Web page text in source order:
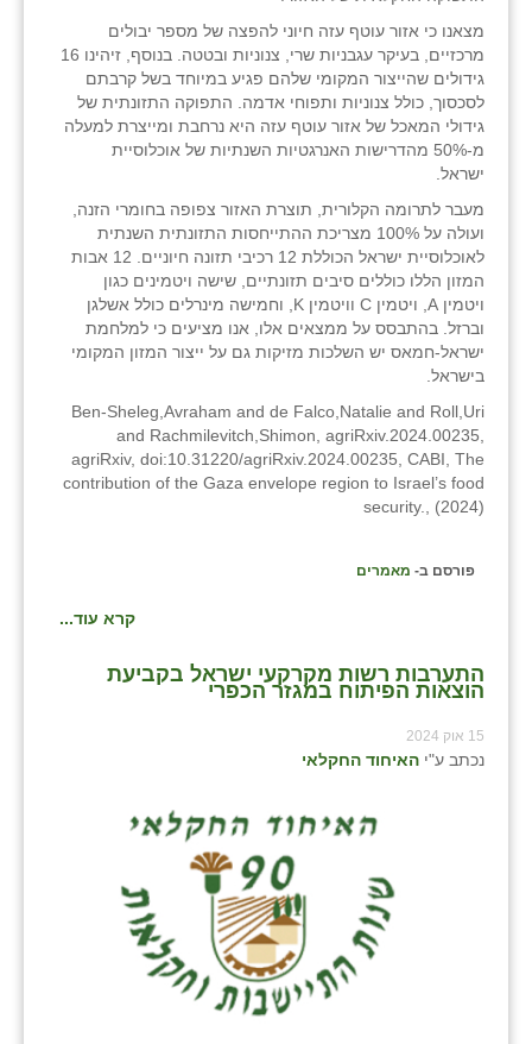
מצאנו כי אזור עוטף עזה חיוני להפצה של מספר יבולים
מרכזיים, בעיקר עגבניות שרי, צנוניות ובטטה.
בנוסף, זיהינו 16
גידולים שהייצור המקומי שלהם פגיע במיוחד בשל קרבתם
לסכסוך, כולל צנוניות ותפוחי אדמה. התפוקה התזונתית של
גידולי המאכל של אזור עוטף עזה היא נרחבת ומייצרת למעלה
מ-50% מהדרישות האנרגטיות השנתיות של אוכלוסיית
ישראל.
מעבר לתרומה הקלורית, תוצרת האזור צפופה בחומרי הזנה,
ועולה על 100% מצריכת ההתייחסות התזונתית השנתית
לאוכלוסיית ישראל הכוללת 12 רכיבי תזונה חיוניים.
12 אבות
המזון הללו כוללים סיבים תזונתיים, שישה ויטמינים כגון
ויטמין A, ויטמין C וויטמין K, וחמישה מינרלים כולל אשלגן
וברזל. בהתבסס על ממצאים אלו, אנו מציעים כי למלחמת
ישראל-חמאס יש השלכות מזיקות גם על ייצור המזון המקומי
בישראל.
Ben-Sheleg,Avraham and de Falco,Natalie and Roll,Uri
and Rachmilevitch,Shimon, agriRxiv.2024.00235,
agriRxiv, doi:10.31220/agriRxiv.2024.00235, CABI, The
contribution of the Gaza envelope region to Israel’s food
security., (2024)
פורסם ב- מאמרים
קרא עוד...
התערבות רשות מקרקעי ישראל בקביעת
הוצאות הפיתוח במגזר הכפרי
15 אוק 2024
נכתב ע"י האיחוד החקלאי